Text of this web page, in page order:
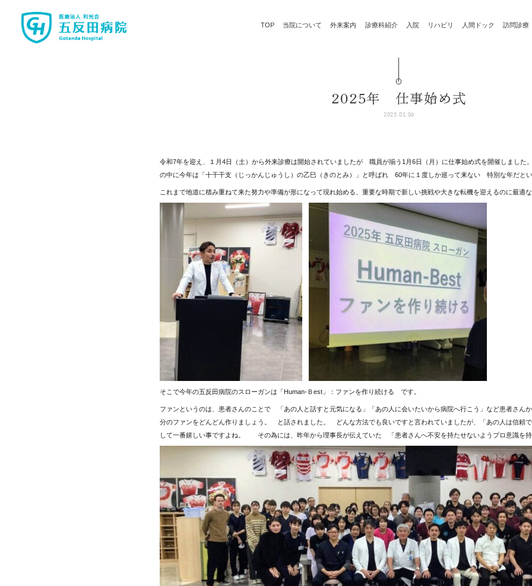
TOP 当院について 外来案内 診療科紹介 入院 リハビリ 人間ドック 訪問診療
2025年 仕事始め式
2025.01.06
令和7年を迎え、１月4日（土）から外来診療は開始されていましたが 職員が揃う1月6日（月）に仕事始め式を開催しまし
の中に今年は「十干干支（じっかんじゅうし）の乙巳（きのとみ）」と呼ばれ 60年に１度しか巡って来ない 特別な年だと
これまで地道に積み重ねて来た努力や準備が形になって現れ始める、重要な時期で新しい挑戦や大きな転機を迎えるのに最適
そこで今年の五反田病院のスローガンは「Human-Ｂest」：ファンを作り続ける です。
ファンというのは、患者さんのことで 「あの人と話すと元気になる」「あの人に会いたいから病院へ行こう」など患者さん
分のファンをどんどん作りましょう。 と話されました。 どんな方法でも良いですと言われていましたが、「あの人は信頼
して一番嬉しい事ですよね。 その為には、昨年から理事長が伝えていた 「患者さんへ不安を持たせないようプロ意識を